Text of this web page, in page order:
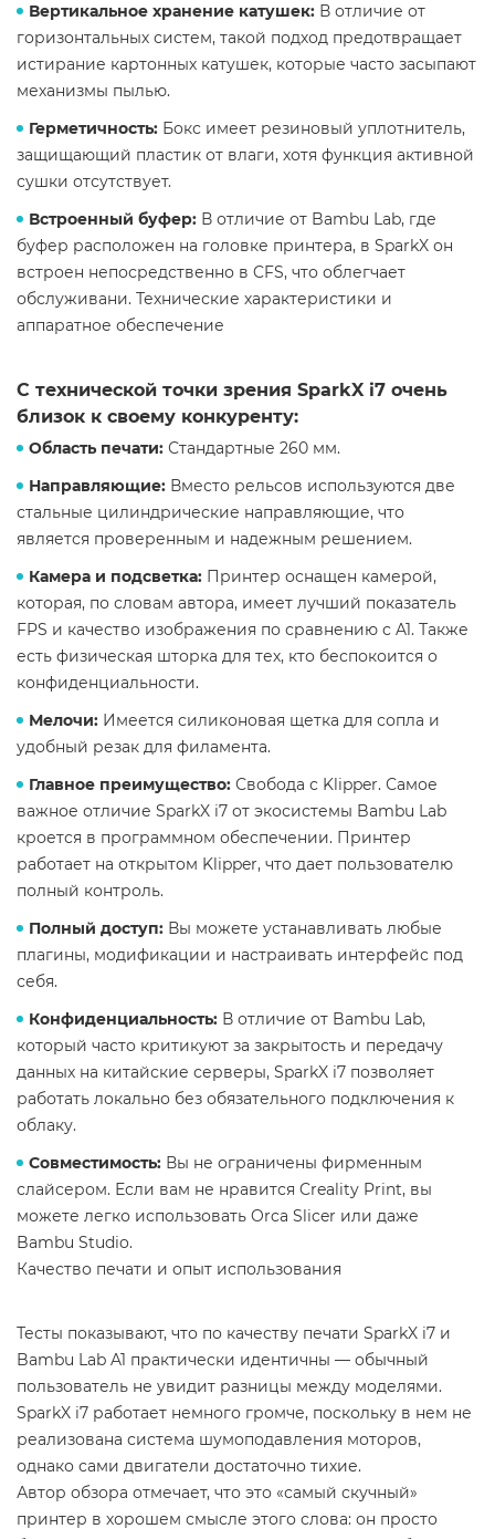
Вертикальное хранение катушек: В отличие от
горизонтальных систем, такой подход предотвращает
истирание картонных катушек, которые часто засыпают
механизмы пылью.
Герметичность: Бокс имеет резиновый уплотнитель,
защищающий пластик от влаги, хотя функция активной
сушки отсутствует.
Встроенный буфер: В отличие от Bambu Lab, где
буфер расположен на головке принтера, в SparkX он
встроен непосредственно в CFS, что облегчает
обслуживани. Технические характеристики и
аппаратное обеспечение
С технической точки зрения SparkX i7 очень
близок к своему конкуренту:
Область печати: Стандартные 260 мм.
Направляющие: Вместо рельсов используются две
стальные цилиндрические направляющие, что
является проверенным и надежным решением.
Камера и подсветка: Принтер оснащен камерой,
которая, по словам автора, имеет лучший показатель
FPS и качество изображения по сравнению с A1. Также
есть физическая шторка для тех, кто беспокоится о
конфиденциальности.
Мелочи: Имеется силиконовая щетка для сопла и
удобный резак для филамента.
Главное преимущество: Свобода с Klipper. Самое
важное отличие SparkX i7 от экосистемы Bambu Lab
кроется в программном обеспечении. Принтер
работает на открытом Klipper, что дает пользователю
полный контроль.
Полный доступ: Вы можете устанавливать любые
плагины, модификации и настраивать интерфейс под
себя.
Конфиденциальность: В отличие от Bambu Lab,
который часто критикуют за закрытость и передачу
данных на китайские серверы, SparkX i7 позволяет
работать локально без обязательного подключения к
облаку.
Совместимость: Вы не ограничены фирменным
слайсером. Если вам не нравится Creality Print, вы
можете легко использовать Orca Slicer или даже
Bambu Studio.
Качество печати и опыт использования
Тесты показывают, что по качеству печати SparkX i7 и
Bambu Lab A1 практически идентичны — обычный
пользователь не увидит разницы между моделями.
SparkX i7 работает немного громче, поскольку в нем не
реализована система шумоподавления моторов,
однако сами двигатели достаточно тихие.
Автор обзора отмечает, что это «самый скучный»
принтер в хорошем смысле этого слова: он просто